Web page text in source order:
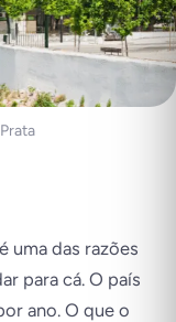
uma das razões
para cá. O país
ano. O que o